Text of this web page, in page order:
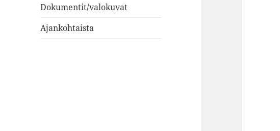
Dokumentit/valokuvat
Ajankohtaista